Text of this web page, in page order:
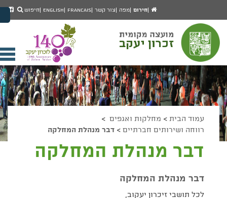
מעבר לתפריט ראשי
הגדל גודל פונט
הקטן גודל פונט
מצב ניגודיות גבוהה
מצב ניגודיות נמוכה
הצג קישורים
הצהרת נגישות
עמוד
הבית
חירום מפה צור קשר Francais
English חיפוש
עמוד הבית > מחלקות ואגפים >
רווחה ושירותים חברתיים > דבר מנהלת המחלקה
דבר מנהלת המחלקה
דבר מנהלת המחלקה
לכל תושבי זיכרון יעקוב,